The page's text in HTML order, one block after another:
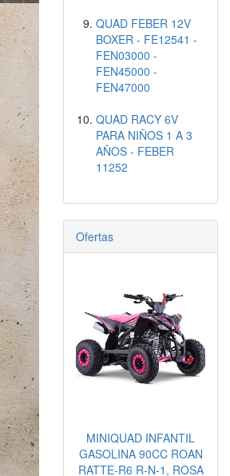
QUAD FEBER 12V
BOXER - FE12541 -
FEN03000 -
FEN45000 -
FEN47000
QUAD RACY 6V
PARA NIÑOS 1 A 3
AÑOS - FEBER
11252
Ofertas
MINIQUAD INFANTIL
GASOLINA 90CC ROAN
RATTE-R6 R-N-1, ROSA